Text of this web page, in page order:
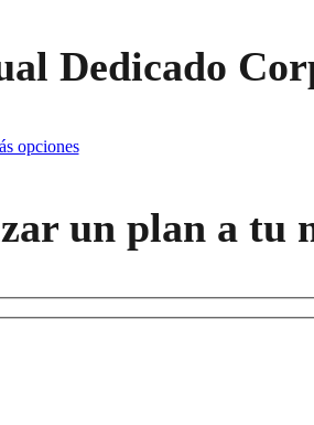
Dedicado
opciones
un plan a tu